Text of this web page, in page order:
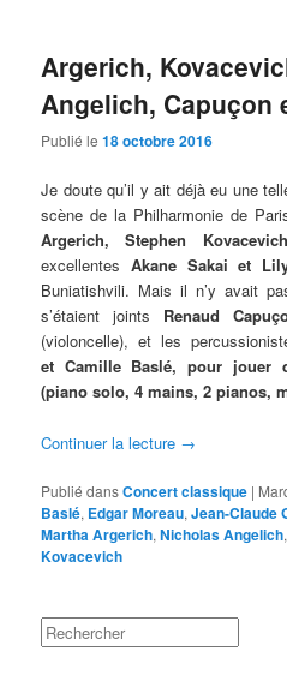
Argerich,
Angelich, Capuçon
Publié le18 octobre 2016
Je doute qu’il y ait déjà eu une
scène de la Philharmonie de
Argerich, Stephen
excellentes Akane Sakai et
Buniatishvili. Mais il n’y avait
s’étaient joints Renaud
(violoncelle), et les
et Camille Baslé, pour jouer
(piano solo, 4 mains, 2 pianos,
Continuer la lecture →
Publié dansConcert classique |
Baslé, Edgar Moreau,Jean-Claude
Martha Argerich,Nicholas Angelich,
Kovacevich
Rechercher